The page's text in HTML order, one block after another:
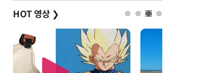
HOT 영상 ❯